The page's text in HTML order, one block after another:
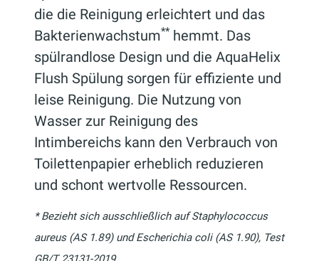
die die Reinigung erleichtert und das
Bakterienwachstum** hemmt. Das
spülrandlose Design und die AquaHelix
Flush Spülung sorgen für effiziente und
leise Reinigung. Die Nutzung von
Wasser zur Reinigung des
Intimbereichs kann den Verbrauch von
Toilettenpapier erheblich reduzieren
und schont wertvolle Ressourcen.
* Bezieht sich ausschließlich auf Staphylococcus
aureus (AS 1.89) und Escherichia coli (AS 1.90), Test